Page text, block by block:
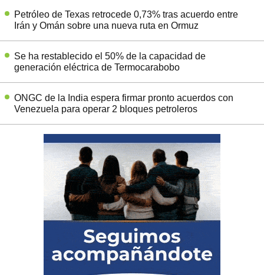
Petróleo de Texas retrocede 0,73% tras acuerdo entre
Irán y Omán sobre una nueva ruta en Ormuz
Se ha restablecido el 50% de la capacidad de
generación eléctrica de Termocarabobo
ONGC de la India espera firmar pronto acuerdos con
Venezuela para operar 2 bloques petroleros